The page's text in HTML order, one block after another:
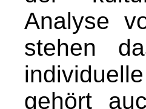
Analyse
stehen
gehört